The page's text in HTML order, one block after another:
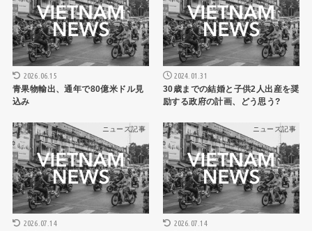
2026.06.15
青果物輸出、通年で80億米ドル見
込み
2024.01.31
30歳までの結婚と子供2人出産を奨
励する政府の計画、どう思う?
ニュース記事
2026.07.14
ニュース記事
2026.07.14